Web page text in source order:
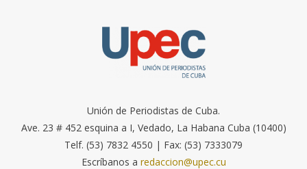
Unión de Periodistas de Cuba.
Ave. 23 # 452 esquina a I, Vedado, La Habana Cuba (10400)
Telf. (53) 7832 4550 | Fax: (53) 7333079
Escríbanos a redaccion@upec.cu